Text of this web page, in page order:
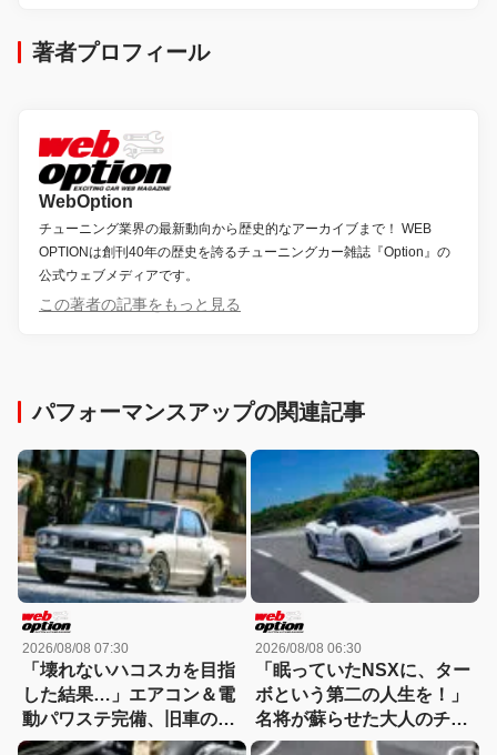
著者プロフィール
WebOption
チューニング業界の最新動向から歴史的なアーカイブまで！ WEB
OPTIONは創刊40年の歴史を誇るチューニングカー雑誌『Option』の
公式ウェブメディアです。
この著者の記事をもっと見る
パフォーマンスアップの関連記事
2026/08/08 07:30
「壊れないハコスカを目指
した結果…」エアコン＆電
動パワステ完備、旧車の常
識を覆すGT-R仕様のすべて
2026/08/08 06:30
「眠っていたNSXに、ター
ボという第二の人生を！」
名将が蘇らせた大人のチュ
ーンドに迫る